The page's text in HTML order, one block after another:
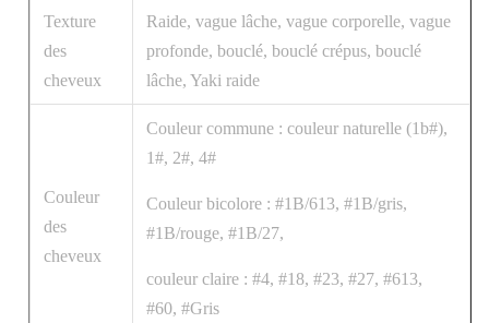
Texture
des
cheveux
Raide, vague lâche, vague corporelle, vague
profonde, bouclé, bouclé crépus, bouclé
lâche, Yaki raide
Couleur
des
cheveux
Couleur commune : couleur naturelle (1b#),
1#, 2#, 4#
Couleur bicolore : #1B/613, #1B/gris,
#1B/rouge, #1B/27,
couleur claire : #4, #18, #23, #27, #613,
#60, #Gris